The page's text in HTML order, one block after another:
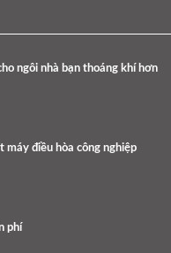
ngôi nhà bạn thoáng khí hơn
máy điều hòa công nghiệp
phí